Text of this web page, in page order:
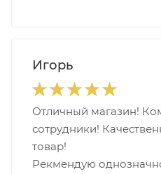
Игорь
Отличный магазин!
сотрудники!
товар!
Рекмендую